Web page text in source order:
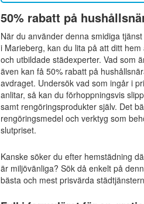
50% rabatt på
När du använder denna smidiga
i Marieberg, kan du lita på att ditt
och utbildade städexperter. Vad som
även kan få 50% rabatt på
avdraget. Undersök vad som ingår i
anlitar, så kan du förhoppningsvis
samt rengöringsprodukter själv. Det
rengöringsmedel och verktyg som
slutpriset.
Kanske söker du efter hemstädning
är miljövänliga? Sök då enkelt på
bästa och mest prisvärda